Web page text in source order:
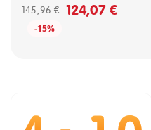
145,96 € 124,07 €
-15%